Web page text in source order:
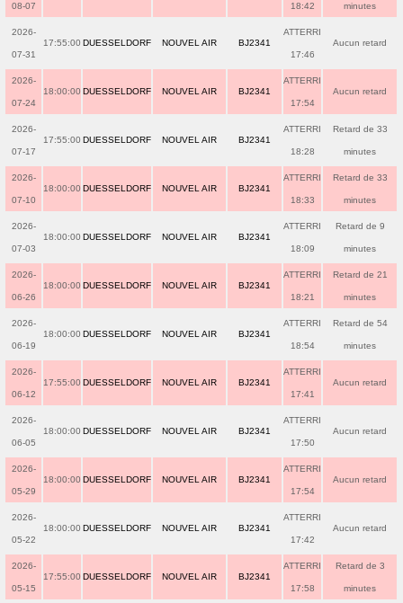
08-07 18:42 minutes
2026-
07-31
17:55:00 DUESSELDORF NOUVEL AIR BJ2341
ATTERRI
17:46
Aucun retard
2026-
07-24
18:00:00 DUESSELDORF NOUVEL AIR BJ2341
ATTERRI
17:54
Aucun retard
2026-
07-17
17:55:00 DUESSELDORF NOUVEL AIR BJ2341
ATTERRI
18:28
Retard de 33
minutes
2026-
07-10
18:00:00 DUESSELDORF NOUVEL AIR BJ2341
ATTERRI
18:33
Retard de 33
minutes
2026-
07-03
18:00:00 DUESSELDORF NOUVEL AIR BJ2341
ATTERRI
18:09
Retard de 9
minutes
2026-
06-26
18:00:00 DUESSELDORF NOUVEL AIR BJ2341
ATTERRI
18:21
Retard de 21
minutes
2026-
06-19
18:00:00 DUESSELDORF NOUVEL AIR BJ2341
ATTERRI
18:54
Retard de 54
minutes
2026-
06-12
17:55:00 DUESSELDORF NOUVEL AIR BJ2341
ATTERRI
17:41
Aucun retard
2026-
06-05
18:00:00 DUESSELDORF NOUVEL AIR BJ2341
ATTERRI
17:50
Aucun retard
2026-
05-29
18:00:00 DUESSELDORF NOUVEL AIR BJ2341
ATTERRI
17:54
Aucun retard
2026-
05-22
18:00:00 DUESSELDORF NOUVEL AIR BJ2341
ATTERRI
17:42
Aucun retard
2026-
05-15
17:55:00 DUESSELDORF NOUVEL AIR BJ2341
ATTERRI
17:58
Retard de 3
minutes